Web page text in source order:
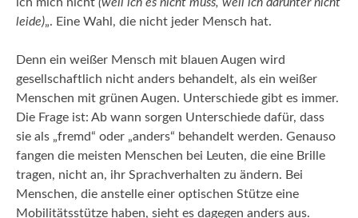
leide)„. Eine Wahl, die nicht jeder Mensch hat.
Denn ein weißer Mensch mit blauen Augen wird
gesellschaftlich nicht anders behandelt, als ein weißer
Menschen mit grünen Augen. Unterschiede gibt es immer.
Die Frage ist: Ab wann sorgen Unterschiede dafür, dass
sie als „fremd“ oder „anders“ behandelt werden. Genauso
fangen die meisten Menschen bei Leuten, die eine Brille
tragen, nicht an, ihr Sprachverhalten zu ändern. Bei
Menschen, die anstelle einer optischen Stütze eine
Mobilitätsstütze haben, sieht es dagegen anders aus.